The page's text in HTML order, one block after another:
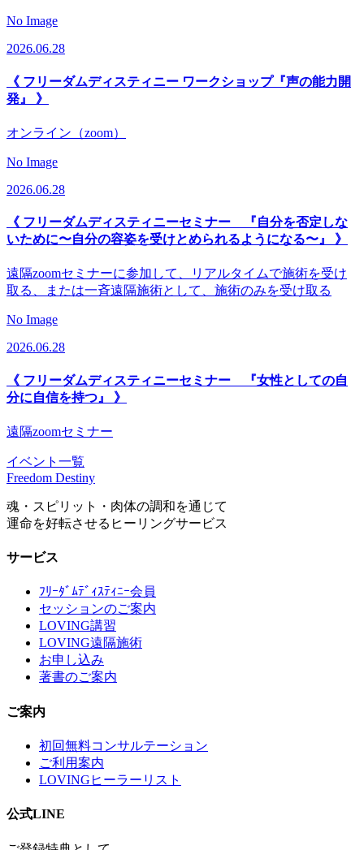
No Image
2026.06.28
《 フリーダムディスティニー ワークショップ『声の能力開
発』 》
オンライン（zoom）
No Image
2026.06.28
《 フリーダムディスティニーセミナー 『自分を否定しな
いために〜自分の容姿を受けとめられるようになる〜』 》
遠隔zoomセミナーに参加して、リアルタイムで施術を受け
取る、または一斉遠隔施術として、施術のみを受け取る
No Image
2026.06.28
《 フリーダムディスティニーセミナー 『女性としての自
分に自信を持つ』 》
遠隔zoomセミナー
イベント一覧
Freedom Destiny
魂・スピリット・肉体の調和を通じて
運命を好転させるヒーリングサービス
サービス
ﾌﾘｰﾀﾞﾑﾃﾞｨｽﾃｨﾆｰ会員
セッションのご案内
LOVING講習
LOVING遠隔施術
お申し込み
著書のご案内
ご案内
初回無料コンサルテーション
ご利用案内
LOVINGヒーラーリスト
公式LINE